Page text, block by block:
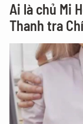
Ai là chủ Mi
Thanh tra